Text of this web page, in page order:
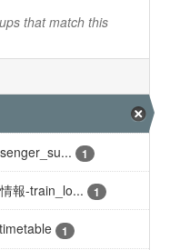
that match this
1
報-train_lo... 1
1